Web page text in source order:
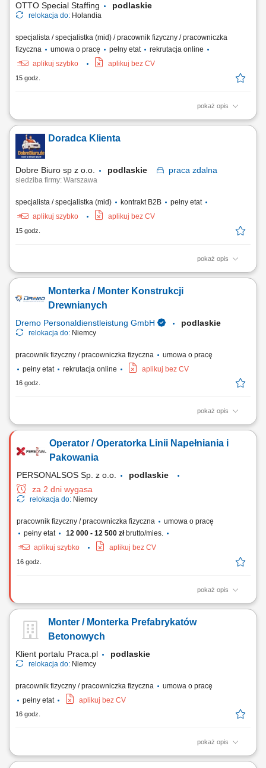
OTTO Special Staffing podlaskie
relokacja do: Holandia
specjalista / specjalistka (mid) / pracownik fizyczny / pracowniczka
fizyczna
umowa o pracę pełny etat
rekrutacja online
aplikuj szybko
aplikuj bez CV
15 godz.
pokaż opis
Opis stanowiska: składanie i przygotowywanie serwerów oraz urządzeń
montażowych z zachowaniem obowiązujących norm jakościowych,
realizacja planów produkcyjnych i terminowe przygotowywanie
Doradca Klienta
Dobre Biuro sp z o.o. podlaskie praca zdalna
siedziba firmy: Warszawa
specjalista / specjalistka (mid) kontrakt B2B
pełny etat
aplikuj szybko
aplikuj bez CV
15 godz.
pokaż opis
Twój zakres obowiązków: Telefoniczna obsługa klientów polskich;
nami na rozmowy przez naszą stronę www; zawieranie umów z
klientami na realizację naszych usług; nadzorowanie płatności;
Monterka / Monter Konstrukcji
Drewnianych
Dremo Personaldienstleistung GmbH podlaskie
relokacja do: Niemcy
pracownik fizyczny / pracowniczka fizyczna
umowa o pracę
pełny etat
rekrutacja online aplikuj bez CV
16 godz.
pokaż opis
Twoje zadania: Produkcja i montaż schodów drewnianych;
okien, drzwi oraz drewnianych elementów wykończeniowych; Obsługa
urządzeń wykorzystywanych przy obróbce drewna; Szlifowanie,
Operator / Operatorka Linii Napełniania i
Pakowania
PERSONALSOS Sp. z o.o.
podlaskie
za 2 dni wygasa
relokacja do: Niemcy
pracownik fizyczny / pracowniczka fizyczna
umowa o pracę
pełny etat
12 000 - 12 500 złbrutto/mies.
aplikuj szybko
aplikuj bez CV
16 godz.
pokaż opis
Opis stanowiska Nadzór techniczny oraz fizyczna realizacja operacji
tanków przemysłowych. Prowadzenie procesu dozowania i rozlewu
płynnych komponentów chemicznych do odpowiednich pojemników
Monter / Monterka Prefabrykatów
Betonowych
Klient portalu Praca.pl podlaskie
relokacja do: Niemcy
pracownik fizyczny / pracowniczka fizyczna
umowa o pracę
pełny etat
aplikuj bez CV
16 godz.
pokaż opis
Udział w produkcji prefabrykatów betonowych. Obsługa maszyn i